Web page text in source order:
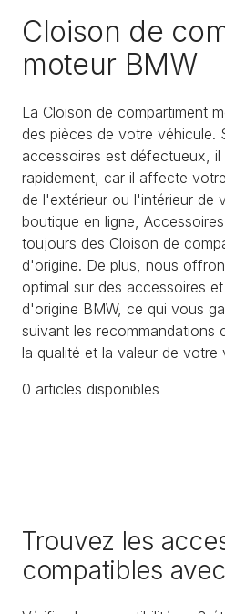
Cloison de
moteur BMW
La Cloison de compartiment
des pièces de votre véhicule.
accessoires est défectueux, il
rapidement, car il affecte
de l'extérieur ou l'intérieur de
boutique en ligne,
toujours des Cloison de
d'origine. De plus, nous
optimal sur des accessoires
d'origine BMW, ce qui vous
suivant les recommandations
la qualité et la valeur de votre
0 articles disponibles
Trouvez les
compatibles